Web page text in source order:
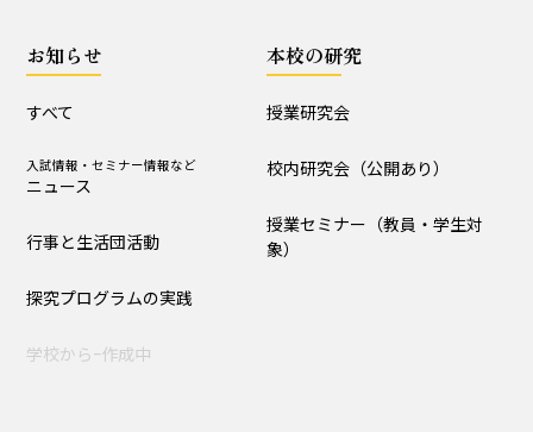
すべて 入試情報・セミナー情報など
学校からｰ作成中
お知らせ
すべて
入試情報・セミナー情報など
ニュース
行事と生活団活動
探究プログラムの実践
学校からｰ作成中
本校の研究
授業研究会
校内研究会（公開あり）
授業セミナー（教員・学生対
象）